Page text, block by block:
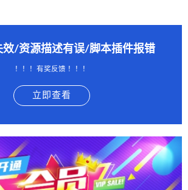
效/资源描述有误/脚本插件报错
！！！有奖反馈 ！！！
立即查看